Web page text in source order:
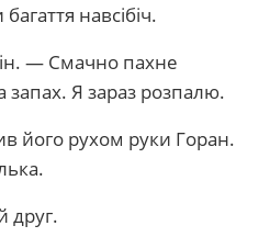
навсібіч.
— Смачно пахне
запах. Я зараз розпалю.
його рухом руки Горан.
друг.